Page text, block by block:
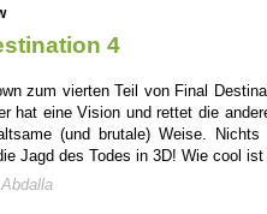
4
zum vierten Teil von Final
hat eine Vision und rettet die
(und brutale) Weise.
Jagd des Todes in 3D! Wie cool